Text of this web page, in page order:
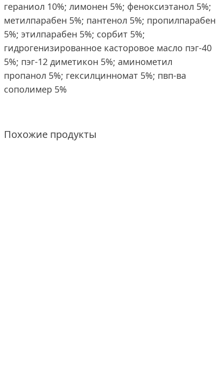
гераниол 10%; лимонен 5%; феноксиэтанол 5%;
метилпарабен 5%; пантенол 5%; пропилпарабен
5%; этилпарабен 5%; сорбит 5%;
гидрогенизированное касторовое масло пэг-40
5%; пэг-12 диметикон 5%; аминометил
пропанол 5%; гексилцинномат 5%; пвп-ва
сополимер 5%
Похожие продукты